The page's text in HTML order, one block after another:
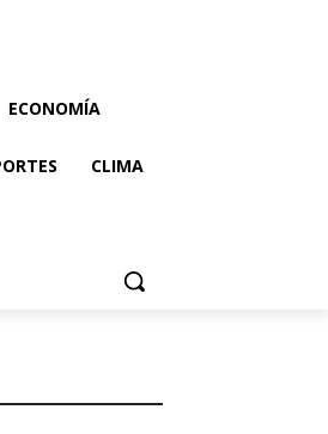
ECONOMÍA
CLIMA